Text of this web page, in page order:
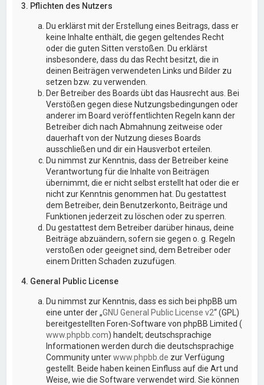
3. Pflichten des Nutzers
Du erklärst mit der Erstellung eines Beitrags, dass er
keine Inhalte enthält, die gegen geltendes Recht
oder die guten Sitten verstoßen. Du erklärst
insbesondere, dass du das Recht besitzt, die in
deinen Beiträgen verwendeten Links und Bilder zu
setzen bzw. zu verwenden.
Der Betreiber des Boards übt das Hausrecht aus. Bei
Verstößen gegen diese Nutzungsbedingungen oder
anderer im Board veröffentlichten Regeln kann der
Betreiber dich nach Abmahnung zeitweise oder
dauerhaft von der Nutzung dieses Boards
ausschließen und dir ein Hausverbot erteilen.
Du nimmst zur Kenntnis, dass der Betreiber keine
Verantwortung für die Inhalte von Beiträgen
übernimmt, die er nicht selbst erstellt hat oder die er
nicht zur Kenntnis genommen hat. Du gestattest
dem Betreiber, dein Benutzerkonto, Beiträge und
Funktionen jederzeit zu löschen oder zu sperren.
Du gestattest dem Betreiber darüber hinaus, deine
Beiträge abzuändern, sofern sie gegen o. g. Regeln
verstoßen oder geeignet sind, dem Betreiber oder
einem Dritten Schaden zuzufügen.
4. General Public License
Du nimmst zur Kenntnis, dass es sich bei phpBB um
eine unter der „GNU General Public License v2“ (GPL)
bereitgestellten Foren-Software von phpBB Limited (
www.phpbb.com) handelt; deutschsprachige
Informationen werden durch die deutschsprachige
Community unterwww.phpbb.de zur Verfügung
gestellt. Beide haben keinen Einfluss auf die Art und
Weise, wie die Software verwendet wird. Sie können